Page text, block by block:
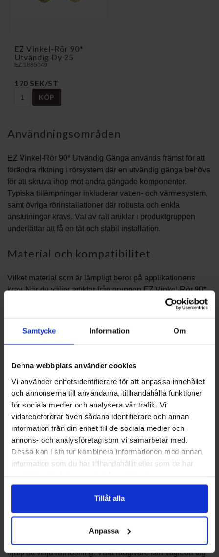
Samtycke Information Om
Denna webbplats använder cookies
Vi använder enhetsidentifierare för att anpassa innehållet
och annonserna till användarna, tillhandahålla funktioner
för sociala medier och analysera vår trafik. Vi
vidarebefordrar även sådana identifierare och annan
information från din enhet till de sociala medier och
annons- och analysföretag som vi samarbetar med.
Dessa kan i sin tur kombinera informationen med annan
information som du har tillhandahållit eller som de har
Tillåt alla
Anpassa
EZ Vinkel-Rör 90*
Utvändig Dy 25
EZ-1885649
170 SEK/ST
KÖP
Användningsområden
EZ Vinkel-Rör 90* Utvändig Gänga används främst för att
förändra riktning i rörsystem där en utvändig gänga behövs
för att skruva ihop mot andra gängade komponenter.
Typiska tillämpningar inkluderar vatten- och värmesystem,
samt övriga rörinstallationer där robusta och enkla
anslutningar krävs. Val av rätt artiklar i produktgruppen
underlättar att få en tät och stabil installation.
Material och kompatibilitet
Vilket material som är lämpligt beror på applikationens
krav. När du väljer artiklar från gruppen EZ Vinkel-Rör 90*
kompatibiliteten med övriga rör och komponenter i
som passar, rådfråga gärna vår tekniska personal.
Tips vid installation
Vid montering av vinklade rör med utvändig gänga
rekommenderas att använda rätt verktyg och att säkerställa
att gängorna är rena innan sammanfogning. Använd
lämpliga tätningsmetoder enligt lokala rekommendationer
och kontrollera passningen innan systemet tas i drift. För
komplexa installationer kan det vara bra att planera
rördragningen i förväg för att undvika onödiga böjar eller
spänningar.
Beställning och rådgivning
Vill du ha hjälp att hitta rätt artikel inom EZ Vinkel-Rör 90*
Utvändig Gänga eller veta vilka varianter som finns i lager?
hjälp att välja rätt lösning. Våra rådgivare kan vägleda dig